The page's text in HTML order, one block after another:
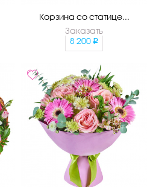
Корзина со статице...
Заказать
8 200